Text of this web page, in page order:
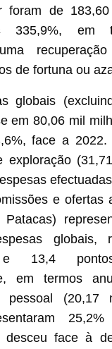
foram de
335,9%, em
uma
de fortuna ou
globais
em 80,06 mil
face a 2022.
exploração
e ofertas
globais,
13,4 pontos
em termos
pessoal (20,17
face à